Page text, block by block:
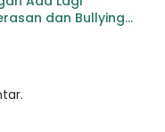
dan Bullying